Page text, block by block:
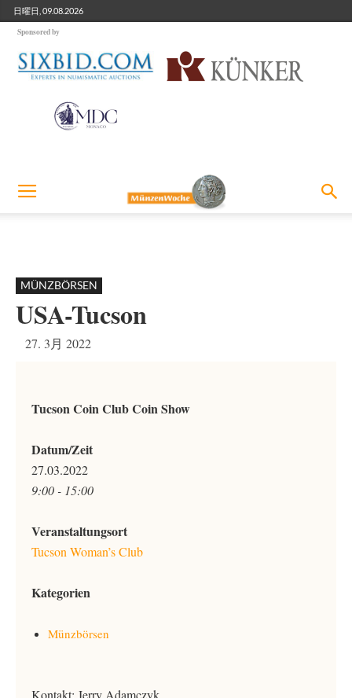
日曜日, 09.08.2026
Sponsored by
MÜNZBÖRSEN
USA-Tucson
27. 3月 2022
Tucson Coin Club Coin Show
Datum/Zeit
27.03.2022
9:00 - 15:00
Veranstaltungsort
Tucson Woman’s Club
Kategorien
Münzbörsen
Kontakt: Jerry Adamczyk